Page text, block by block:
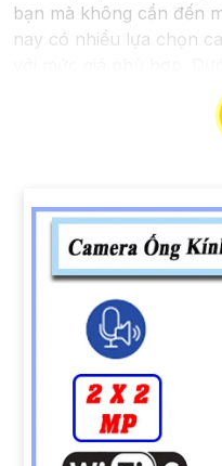
bạn mà không cần đến
nay có nhiều lựa chọn
xuất dành cho bạn